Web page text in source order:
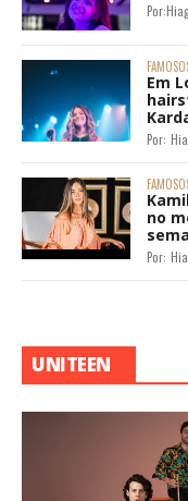
Por:
Em
Por:
no
Por:
UNITEEN